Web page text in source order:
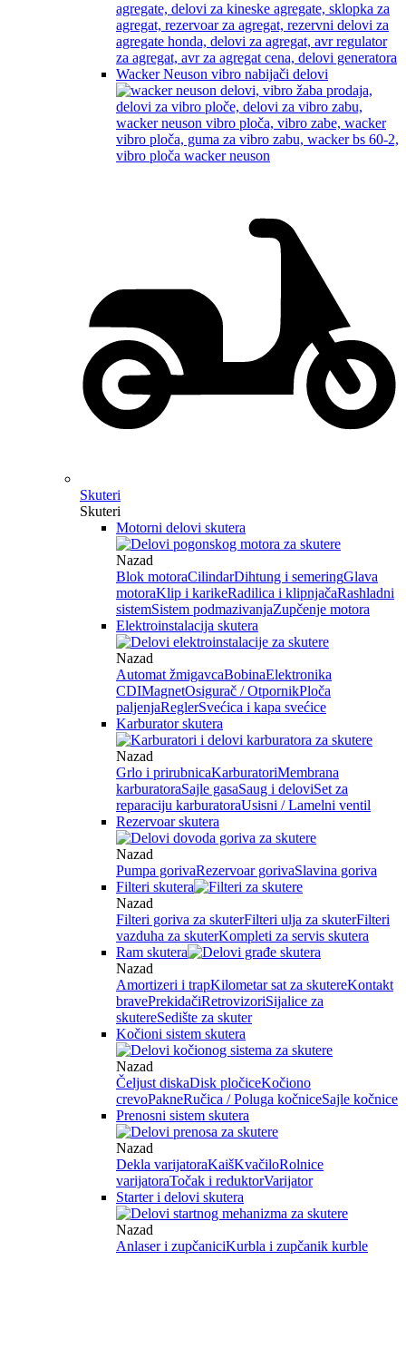
Wacker Neuson vibro nabijači delovi
Skuteri
Skuteri
Motorni delovi skutera
Nazad
Blok motoraCilindarDihtung i semeringGlava
motoraKlip i karikeRadilica i klipnjačaRashladni
sistemSistem podmazivanjaZupčenje motora
Elektroinstalacija skutera
Nazad
Automat žmigavcaBobinaElektronika
CDIMagnetOsigurač / OtpornikPloča
paljenjaReglerSvećica i kapa svećice
Karburator skutera
Nazad
Grlo i prirubnicaKarburatoriMembrana
karburatoraSajle gasaSaug i deloviSet za
reparaciju karburatoraUsisni / Lamelni ventil
Rezervoar skutera
Nazad
Pumpa gorivaRezervoar gorivaSlavina goriva
Filteri skutera
Nazad
Filteri goriva za skuterFilteri ulja za skuterFilteri
vazduha za skuterKompleti za servis skutera
Ram skutera
Nazad
Amortizeri i trapKilometar sat za skutereKontakt
bravePrekidačiRetrovizoriSijalice za
skutereSedište za skuter
Kočioni sistem skutera
Nazad
Čeljust diskaDisk pločiceKočiono
crevoPakneRučica / Poluga kočniceSajle kočnice
Prenosni sistem skutera
Nazad
Dekla varijatoraKaišKvačiloRolnice
varijatoraTočak i reduktorVarijator
Starter i delovi skutera
Nazad
Anlaser i zupčaniciKurbla i zupčanik kurble